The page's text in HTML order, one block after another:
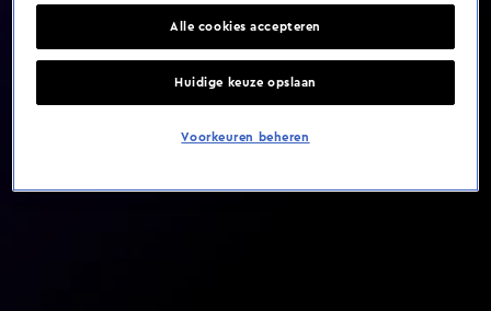
Alle cookies accepteren
Huidige keuze opslaan
Voorkeuren beheren